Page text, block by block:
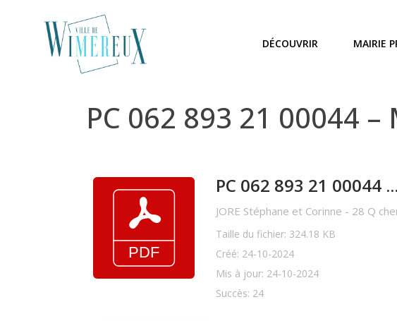
DÉCOUVRIR MAIRIE
PC 062 893 21 00044 –
PC 062 893 21 00044 ...
JORE Stéphane et Corinne - 28 Q
Taille du fichier: 324.18 KB
Créé: 24-10-2024
Mis à jour: 24-10-2024
Succès: 24